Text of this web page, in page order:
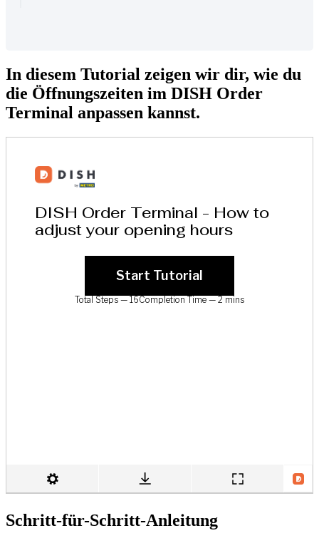
In diesem Tutorial zeigen wir dir, wie du
die Öffnungszeiten im DISH Order
Terminal anpassen kannst.
Schritt-für-Schritt-Anleitung